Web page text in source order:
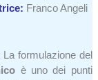
Franco Angeli
La formulazione del
è uno dei punti